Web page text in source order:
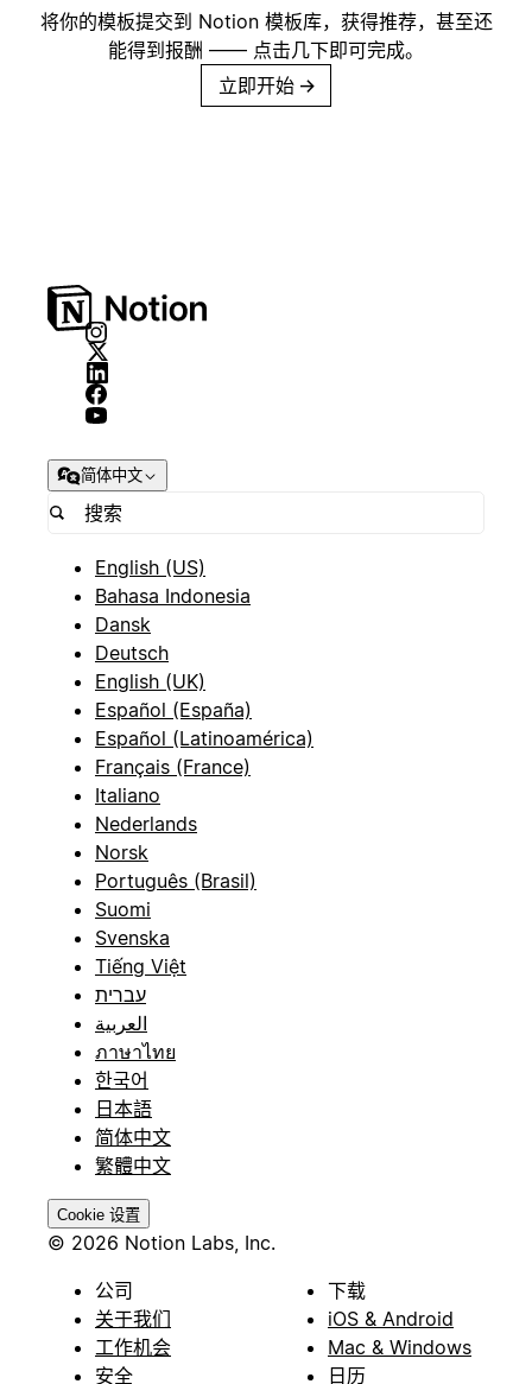
将你的模板提交到 Notion 模板库，获得推荐，甚至还
能得到报酬 —— 点击几下即可完成。
立即开始 →
简体中文
English (US)
Bahasa Indonesia
Dansk
Deutsch
English (UK)
Español (España)
Español (Latinoamérica)
Français (France)
Italiano
Nederlands
Norsk
Português (Brasil)
Suomi
Svenska
Tiếng Việt
עברית
العربية
ภาษาไทย
한국어
日本語
简体中文
繁體中文
Cookie 设置
© 2026 Notion Labs, Inc.
公司
关于我们
工作机会
安全
下载
iOS & Android
Mac & Windows
日历